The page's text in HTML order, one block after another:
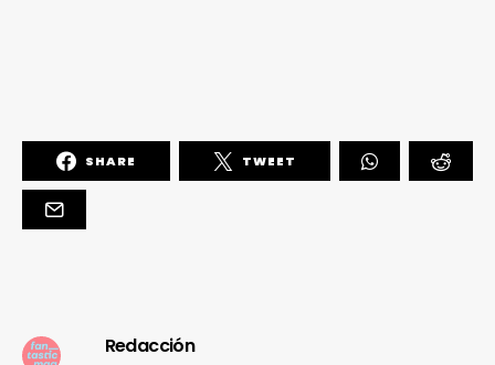
SHARE TWEET
Redacción